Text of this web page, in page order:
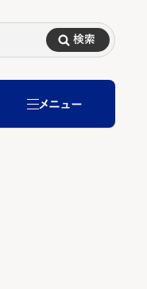
検索
メニュー